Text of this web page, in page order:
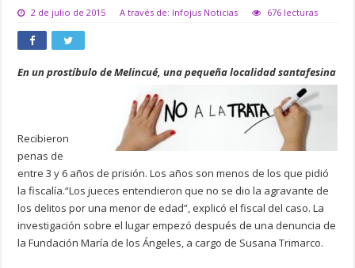
2 de julio de 2015 A través de: Infojus Noticias 676 lecturas
En un prostíbulo de Melincué, una pequeña localidad santafesina
Recibieron
penas de
entre 3 y 6 años de prisión. Los años son menos de los que pidió
la fiscalía.“Los jueces entendieron que no se dio la agravante de
los delitos por una menor de edad”, explicó el fiscal del caso. La
investigación sobre el lugar empezó después de una denuncia de
la Fundación María de los Ángeles, a cargo de Susana Trimarco.